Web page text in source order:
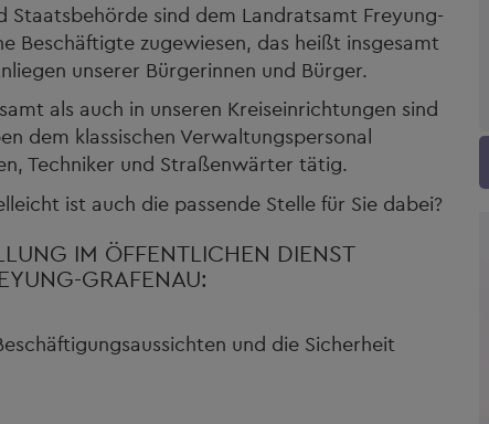
Staatsbehörde sind dem Landratsamt Freyung-
Beschäftigte zugewiesen, das heißt insgesamt
unserer Bürgerinnen und Bürger.
als auch in unseren Kreiseinrichtungen sind
dem klassischen Verwaltungspersonal
Techniker und Straßenwärter tätig.
ist auch die passende Stelle für Sie dabei?
IM ÖFFENTLICHEN DIENST
GRAFENAU:
und die Sicherheit